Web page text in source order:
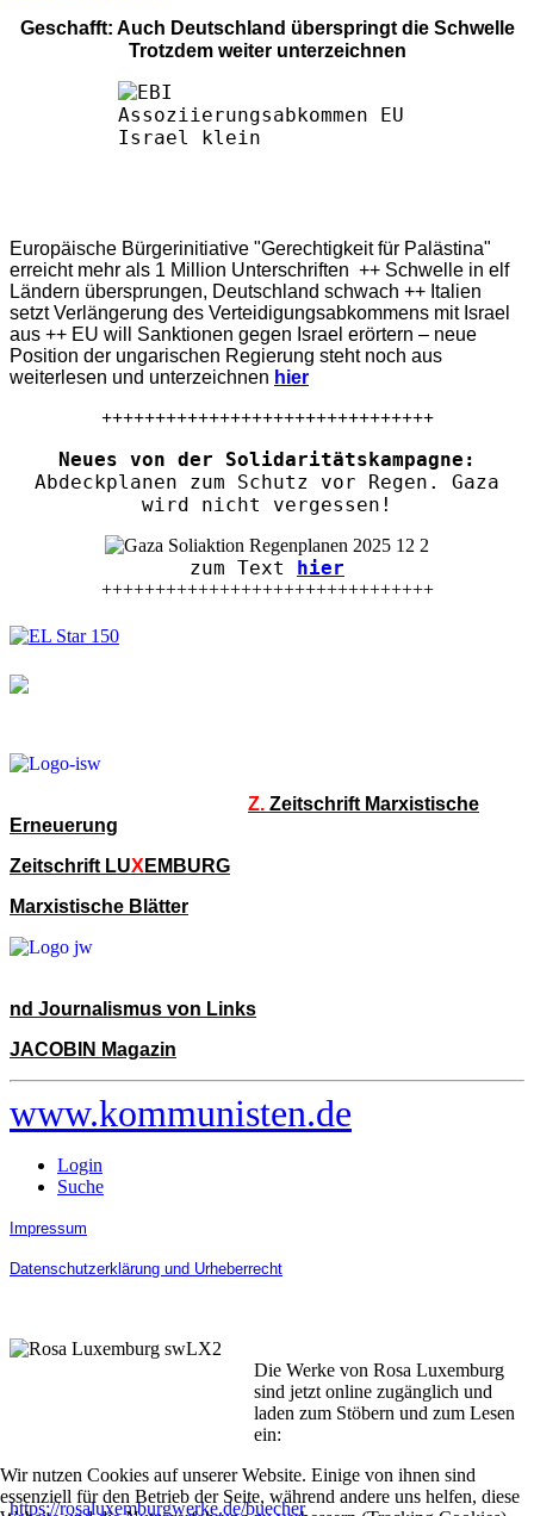
Geschafft: Auch Deutschland überspringt die Schwelle
Trotzdem weiter unterzeichnen
Europäische Bürgerinitiative "Gerechtigkeit für Palästina"
erreicht mehr als 1 Million Unterschriften ++ Schwelle in elf
Ländern übersprungen, Deutschland schwach ++ Italien
setzt Verlängerung des Verteidigungsabkommens mit Israel
aus ++ EU will Sanktionen gegen Israel erörtern – neue
Position der ungarischen Regierung steht noch aus
weiterlesen und unterzeichnen hier
+++++++++++++++++++++++++++++++
Neues von der Solidaritätskampagne:
Abdeckplanen zum Schutz vor Regen. Gaza
wird nicht vergessen!
zum Text hier
+++++++++++++++++++++++++++++++
Z. Zeitschrift Marxistische
Erneuerung
Zeitschrift LUX EMBURG
Marxistische Blätter
nd Journalismus von Links
JACOBIN Magazin
www.kommunisten.de
Login
Suche
Impressum
Datenschutzerklärung und Urheberrecht
Die Werke von Rosa Luxemburg
sind jetzt online zugänglich und
laden zum Stöbern und zum Lesen
ein:
https://rosaluxemburgwerke.de/buecher
Wir nutzen Cookies auf unserer Website. Einige von ihnen sind
essenziell für den Betrieb der Seite, während andere uns helfen, diese